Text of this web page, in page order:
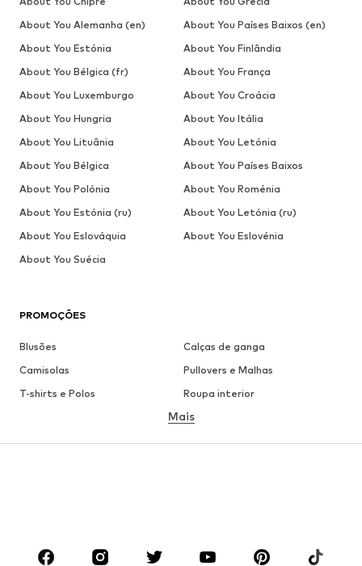
PROMOÇÕES
Blusões
Calças de ganga
Camisolas
Pullovers e Malhas
T-shirts e Polos
Roupa interior
Camisas
ROUPA
Mais
About You Alemanha (en)
About You Países Baixos (en)
About You Estónia
About You Finlândia
About You Bélgica (fr)
About You França
About You Luxemburgo
About You Croácia
About You Hungria
About You Itália
About You Lituânia
About You Letónia
About You Bélgica
About You Países Baixos
About You Polónia
About You Roménia
About You Estónia (ru)
About You Letónia (ru)
About You Eslováquia
About You Eslovénia
About You Suécia